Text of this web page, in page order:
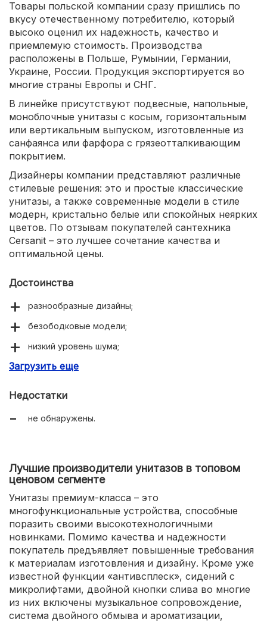
Товары польской компании сразу пришлись по
вкусу отечественному потребителю, который
высоко оценил их надежность, качество и
приемлемую стоимость. Производства
расположены в Польше, Румынии, Германии,
Украине, России. Продукция экспортируется во
многие страны Европы и СНГ.
В линейке присутствуют подвесные, напольные,
моноблочные унитазы с косым, горизонтальным
или вертикальным выпуском, изготовленные из
санфаянса или фарфора с грязеотталкивающим
покрытием.
Дизайнеры компании представляют различные
стилевые решения: это и простые классические
унитазы, а также современные модели в стиле
модерн, кристально белые или спокойных неярких
цветов. По отзывам покупателей сантехника
Cersanit – это лучшее сочетание качества и
оптимальной цены.
Достоинства
разнообразные дизайны;
безободковые модели;
низкий уровень шума;
отличное качество материалов;
Загрузить еще
Недостатки
не обнаружены.
Лучшие производители унитазов в топовом
ценовом сегменте
Унитазы премиум-класса – это
многофункциональные устройства, способные
поразить своими высокотехнологичными
новинками. Помимо качества и надежности
покупатель предъявляет повышенные требования
к материалам изготовления и дизайну. Кроме уже
известной функции «антивсплеск», сидений с
микролифтами, двойной кнопки слива во многие
из них включены музыкальное сопровождение,
система двойного обмыва и ароматизации,